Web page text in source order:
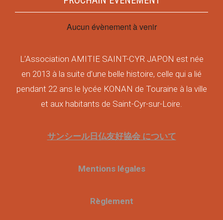
L’Association AMITIE SAINT-CYR JAPON est née
en 2013 à la suite d’une belle histoire, celle qui a lié
pendant 22 ans le lycée KONAN de Touraine à la ville
et aux habitants de Saint-Cyr-sur-Loire.
サンシール日仏友好協会 について
Mentions légales
Règlement
Aucun évènement à venir